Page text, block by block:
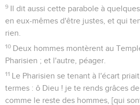
9 Il dit aussi cette parabole à
en eux-mêmes d'être justes, et qui
rien.
10 Deux hommes montèrent au
Pharisien ; et l'autre, péager.
11 Le Pharisien se tenant à l'écart
termes : ô Dieu ! je te rends grâces
comme le reste des hommes, [qui